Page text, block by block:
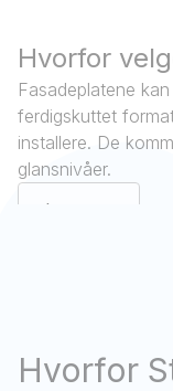
Hvorfor
Fasadeplatene
ferdigskuttet
installere. De
glansnivåer.
Les mer
Hvorfor